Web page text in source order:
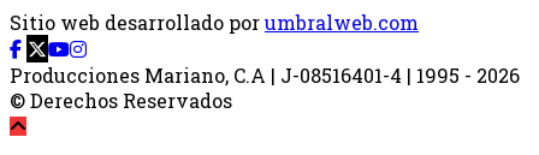
Sitio web desarrollado porumbralweb.com
Producciones Mariano, C.A | J-08516401-4 | 1995 - 2026
© Derechos Reservados